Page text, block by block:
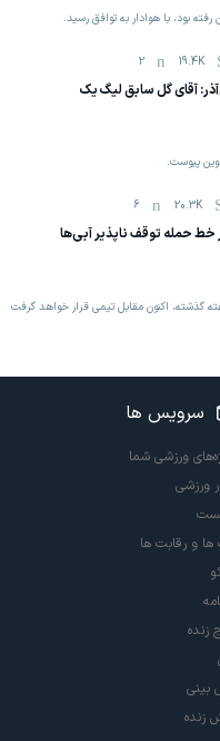
بود، با هوادار به توافق رسید.
19.4K
2
آقای گل سابق لیگ یک
پیوست.
20.3K
6
حمله توقف ناپذیر آبی‌ها
گذشته، اکنون مقابل تیمی قرار خواهد گرفت
سرویس ها
ورزشی شما
ورزشی
ها و رقابت ها
زنده
بینی
زنده